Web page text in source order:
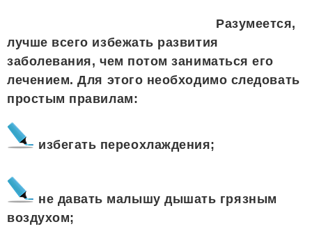
Разумеется,
лучше всего избежать развития
заболевания, чем потом заниматься его
лечением. Для этого необходимо следовать
простым правилам:
избегать переохлаждения;
не давать малышу дышать грязным
воздухом;